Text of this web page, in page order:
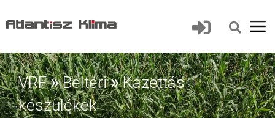
VRF » Beltéri » Kazettás
készülékek